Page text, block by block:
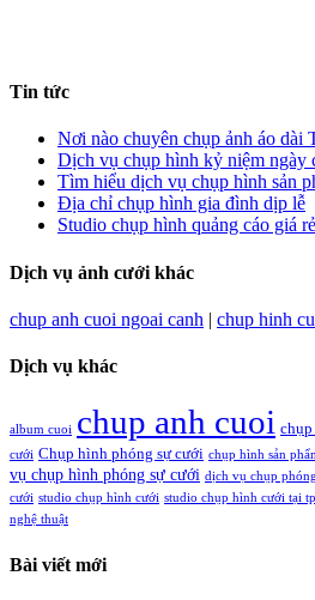
Tin tức
Nơi nào chuyên chụp ảnh áo dài
Dịch vụ chụp hình kỷ niệm ngày
Tìm hiểu dịch vụ chụp hình sản
Địa chỉ chụp hình gia đình dịp lễ
Studio chụp hình quảng cáo giá
Dịch vụ ảnh cưới khác
chup anh cuoi ngoai canh | chup hinh
Dịch vụ khác
album cuoi chup anh cuoi
cưới Chụp hình phóng sự cưới chụp hình sản
vụ chụp hình phóng sự cưới dịch vụ chụp
cưới studio chụp hình cưới studio chụp hình cưới tại
nghệ thuật
Bài viết mới